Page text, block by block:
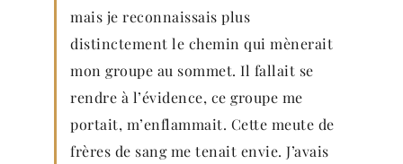
mais je reconnaissais plus
distinctement le chemin qui mènerait
mon groupe au sommet. Il fallait se
rendre à l’évidence, ce groupe me
portait, m’enflammait. Cette meute de
frères de sang me tenait envie. J’avais